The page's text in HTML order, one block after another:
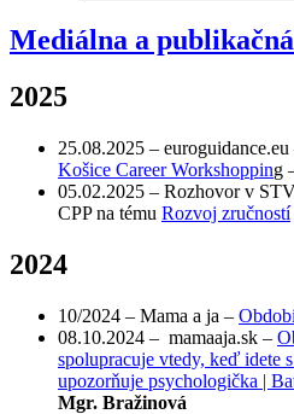
Mediálna a
2025
25.08.2025 – euroguidance.eu
Košice Career Workshopping
05.02.2025 – Rozhovor v
CPP na tému Rozvoj zručností
2024
10/2024 – Mama a ja –
08.10.2024 – mamaaja.sk –
spolupracuje vtedy, keď idete
upozorňuje psychologička |
Mgr. Bražinová